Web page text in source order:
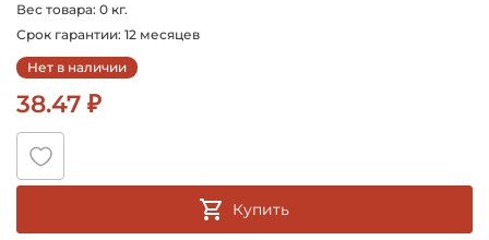
Вес товара: 0 кг.
Срок гарантии: 12 месяцев
Нет в наличии
38.47 ₽
Купить